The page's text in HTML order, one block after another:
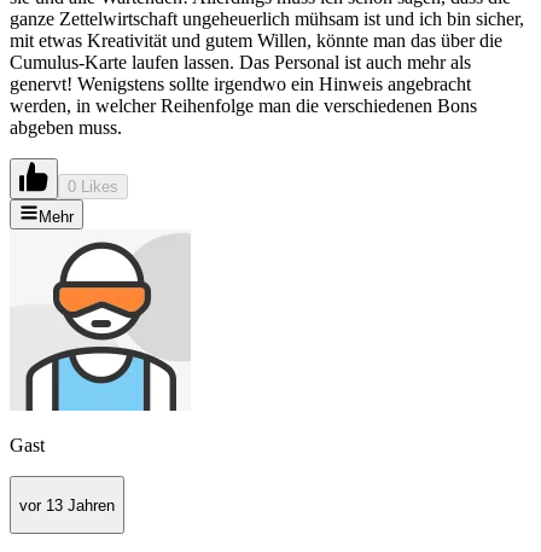
ganze Zettelwirtschaft ungeheuerlich mühsam ist und ich bin sicher,
mit etwas Kreativität und gutem Willen, könnte man das über die
Cumulus-Karte laufen lassen. Das Personal ist auch mehr als
genervt! Wenigstens sollte irgendwo ein Hinweis angebracht
werden, in welcher Reihenfolge man die verschiedenen Bons
abgeben muss.
0 Likes
Mehr
Gast
vor 13 Jahren